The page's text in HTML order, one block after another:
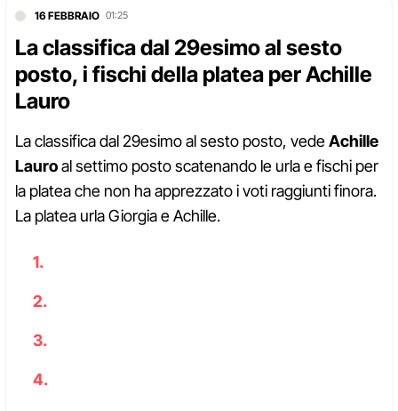
16 FEBBRAIO 01:25
La classifica dal 29esimo al sesto
posto, i fischi della platea per Achille
Lauro
La classifica dal 29esimo al sesto posto, vedeAchille
Lauroal settimo posto scatenando le urla e fischi per
la platea che non ha apprezzato i voti raggiunti finora.
La platea urla Giorgia e Achille.